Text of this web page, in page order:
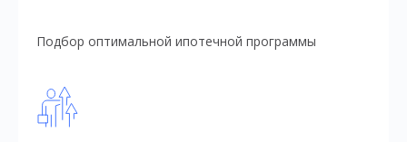
Подбор оптимальной ипотечной программы